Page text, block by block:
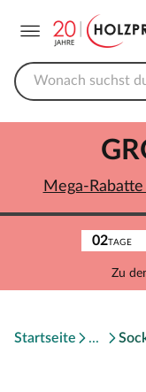
02TAGE
Zu
Mega-
Startseite